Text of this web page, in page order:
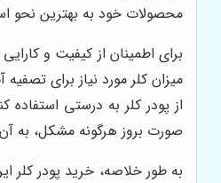
محصولات خود به بهترین نحو
برای اطمینان از کیفیت و
میزان کلر مورد نیاز برای
از پودر کلر به درستی
صورت بروز هرگونه مشکل، به
به طور خلاصه، خرید پودر کلر